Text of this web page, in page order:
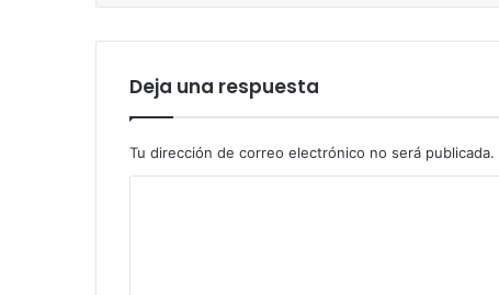
Deja una respuesta
Tu dirección de correo electrónico no será publicada.